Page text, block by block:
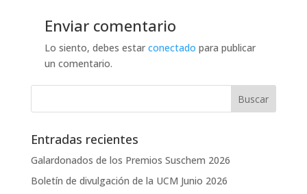
Enviar comentario
Lo siento, debes estar conectado para publicar
un comentario.
Entradas recientes
Galardonados de los Premios Suschem 2026
Boletín de divulgación de la UCM Junio 2026